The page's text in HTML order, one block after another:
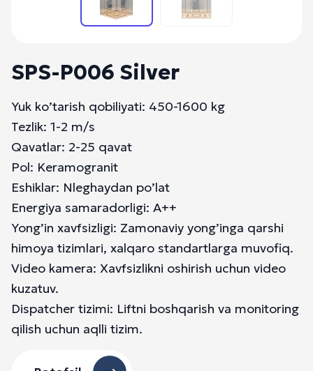
SPS-P006 Silver
Yuk ko’tarish qobiliyati: 450-1600 kg
Tezlik: 1-2 m/s
Qavatlar: 2-25 qavat
Pol: Keramogranit
Eshiklar: Nleghaydan po’lat
Energiya samaradorligi: A++
Yong’in xavfsizligi: Zamonaviy yong’inga qarshi
himoya tizimlari, xalqaro standartlarga muvofiq.
Video kamera: Xavfsizlikni oshirish uchun video
kuzatuv.
Dispatcher tizimi: Liftni boshqarish va monitoring
qilish uchun aqlli tizim.